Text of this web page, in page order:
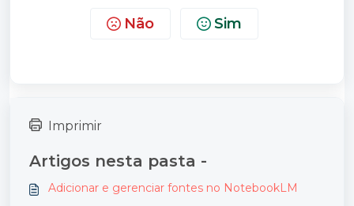
Não Sim
Imprimir
Artigos nesta pasta -
Adicionar e gerenciar fontes no NotebookLM